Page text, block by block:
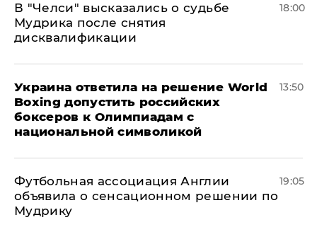
В "Челси" высказались о судьбе
Мудрика после снятия
дисквалификации
18:00
Украина ответила на решение World
Boxing допустить российских
боксеров к Олимпиадам с
национальной символикой
13:50
Футбольная ассоциация Англии
объявила о сенсационном решении по
Мудрику
19:05